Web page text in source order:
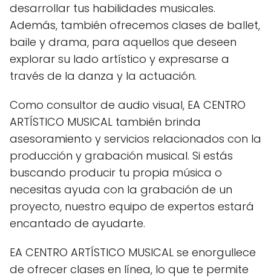
desarrollar tus habilidades musicales.
Además, también ofrecemos clases de ballet,
baile y drama, para aquellos que deseen
explorar su lado artístico y expresarse a
través de la danza y la actuación.
Como consultor de audio visual, EA CENTRO
ARTÍSTICO MUSICAL también brinda
asesoramiento y servicios relacionados con la
producción y grabación musical. Si estás
buscando producir tu propia música o
necesitas ayuda con la grabación de un
proyecto, nuestro equipo de expertos estará
encantado de ayudarte.
EA CENTRO ARTÍSTICO MUSICAL se enorgullece
de ofrecer clases en línea, lo que te permite